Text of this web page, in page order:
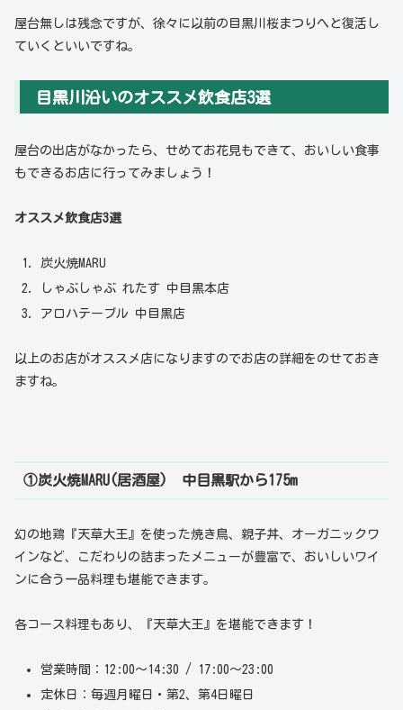
屋台無しは残念ですが、徐々に以前の目黒川桜まつりへと復活し
ていくといいですね。
目黒川沿いのオススメ飲食店3選
屋台の出店がなかったら、せめてお花見もできて、おいしい食事
もできるお店に行ってみましょう！
オススメ飲食店3選
炭火焼MARU
しゃぶしゃぶ れたす 中目黒本店
アロハテーブル 中目黒店
以上のお店がオススメ店になりますのでお店の詳細をのせておき
ますね。
①炭火焼MARU(居酒屋) 中目黒駅から175m
幻の地鶏『天草大王』を使った焼き鳥、親子丼、オーガニックワ
インなど、こだわりの詰まったメニューが豊富で、おいしいワイ
ンに合う一品料理も堪能できます。
各コース料理もあり、『天草大王』を堪能できます！
営業時間：12:00～14:30 / 17:00～23:00
定休日：毎週月曜日・第2、第4日曜日